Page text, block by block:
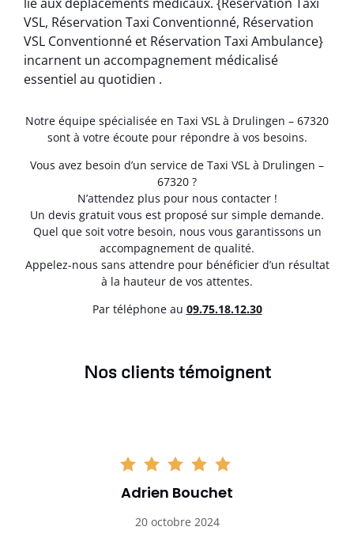
VSL, Réservation Taxi Conventionné, Réservation
VSL Conventionné et Réservation Taxi Ambulance}
incarnent un accompagnement médicalisé
essentiel au quotidien .
Notre équipe spécialisée en Taxi VSL à Drulingen – 67320
sont à votre écoute pour répondre à vos besoins.
Vous avez besoin d’un service de Taxi VSL à Drulingen –
67320 ?
N’attendez plus pour nous contacter !
Un devis gratuit vous est proposé sur simple demande.
Quel que soit votre besoin, nous vous garantissons un
accompagnement de qualité.
Appelez-nous sans attendre pour bénéficier d’un résultat
à la hauteur de vos attentes.
Par téléphone au 09.75.18.12.30
Nos clients témoignent
Adrien Bouchet
20 octobre 2024